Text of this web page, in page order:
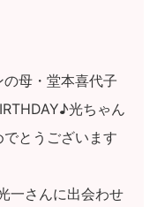
母・堂本喜代子
光ちゃん
とうございます
一さんに出会わせ